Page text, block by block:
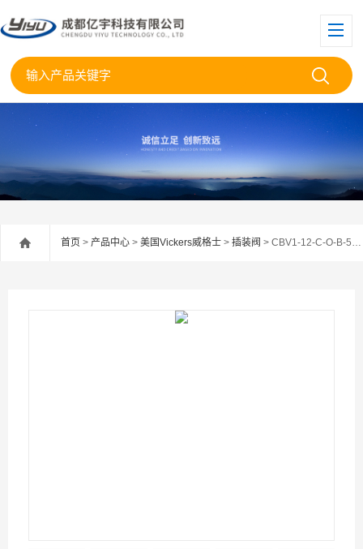
首页 > 产品中心 > 美国Vickers威格士 > 插装阀 > CBV1-12-C-O-B-50/美国伊顿威格士插装平衡阀CBV1-12-CB50现货